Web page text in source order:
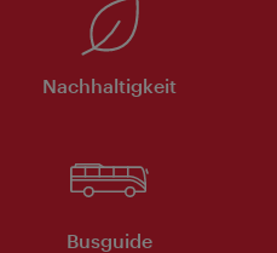
Nachhaltigkeit
Busguide